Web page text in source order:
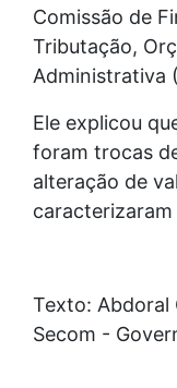
Comissão de
Tributação,
Administrativa
Ele explicou
foram trocas
alteração de
Texto: Abdoral
Secom -